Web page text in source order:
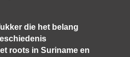
die het belang
roots in Suriname en